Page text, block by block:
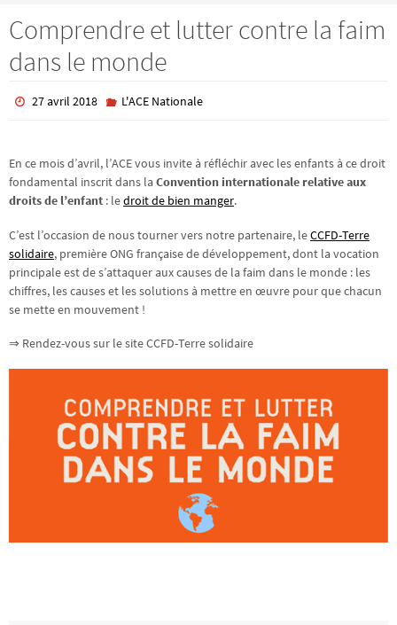
Comprendre et lutter contre la faim
dans le monde
27 avril 2018 L'ACE Nationale
En ce mois d’avril, l’ACE vous invite à réfléchir avec les enfants à ce droit
fondamental inscrit dans laConvention internationale relative aux
droits de l’enfant : ledroit de bien manger.
C’est l’occasion de nous tourner vers notre partenaire, leCCFD-Terre
solidaire, première ONG française de développement, dont la vocation
principale est de s’attaquer aux causes de la faim dans le monde : les
chiffres, les causes et les solutions à mettre en œuvre pour que chacun
se mette en mouvement !
⇒ Rendez-vous sur le site CCFD-Terre solidaire